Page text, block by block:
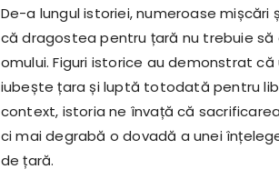
De-a lungul istoriei, numeroase
că dragostea pentru țară nu trebuie
omului. Figuri istorice au demonstrat
iubește țara și luptă totodată pentru
context, istoria ne învață că
ci mai degrabă o dovadă a unei
de țară.